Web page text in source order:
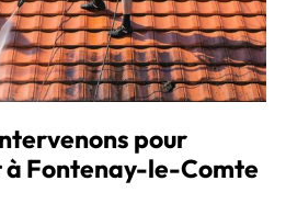
pour
Fontenay-le-Comte